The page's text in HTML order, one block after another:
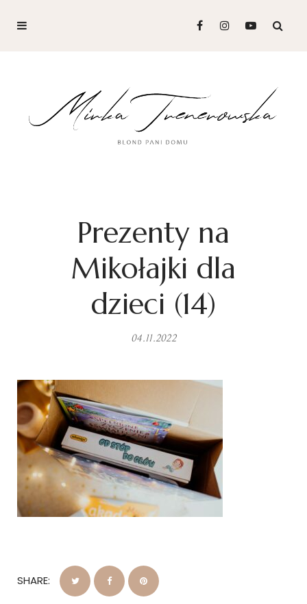
Prezenty na
Mikołajki dla
dzieci (14)
04.11.2022
SHARE: